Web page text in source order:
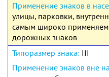
улицы, парковки,
самым широко
дорожных знаков
III